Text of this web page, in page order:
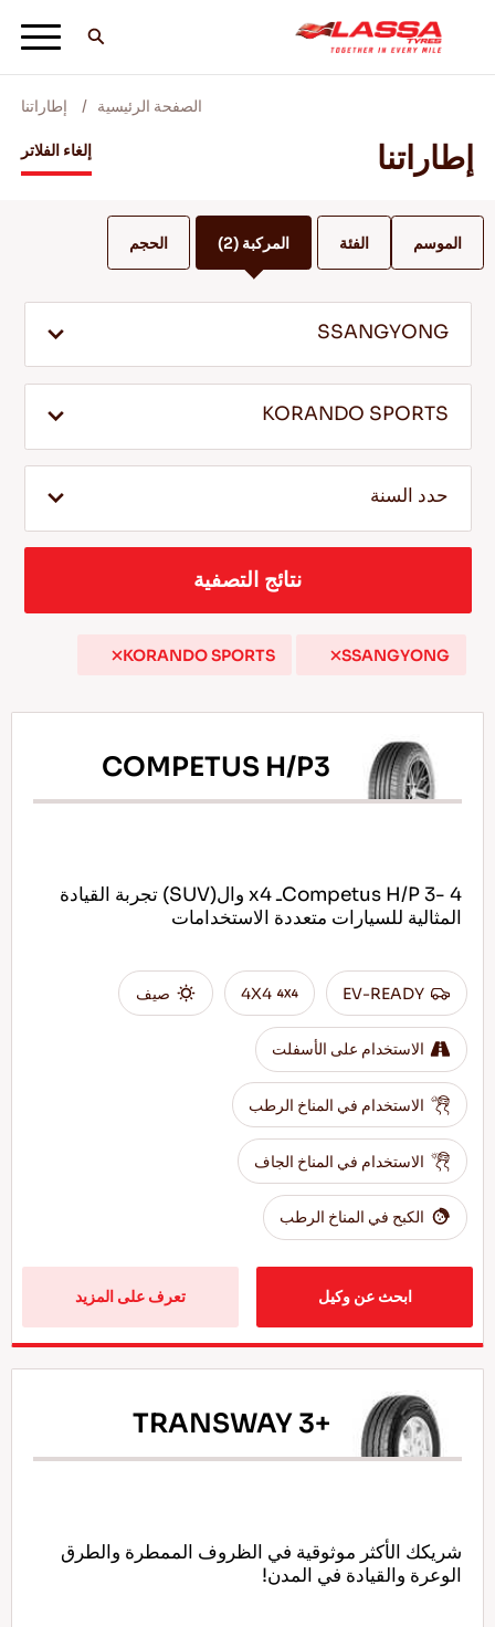
المدونات ومقاطع الفيديو
الخدمة والمساعدة
نصائح للقيادة في الثلج
اقرأ المزيد
الصفحة الرئيسية إطاراتنا
إطاراتنا إلغاء الفلاتر
الموسم الفئة المركبة (2) الحجم
SSANGYONG
KORANDO SPORTS
حدد السنة
نتائج التصفية
SSANGYONG
KORANDO SPORTS
COMPETUS H/P3
Competus H/P 3- 4ـ x4 وال(SUV) تجربة القيادة
المثالية للسيارات متعددة الاستخدامات
EV-READY
4X4 صيف
الاستخدام على الأسفلت
الاستخدام في المناخ الرطب
الاستخدام في المناخ الجاف
الكبح في المناخ الرطب
ابحث عن وكيل تعرف على المزيد
TRANSWAY 3+
شريكك الأكثر موثوقية في الظروف الممطرة والطرق
الوعرة والقيادة في المدن!